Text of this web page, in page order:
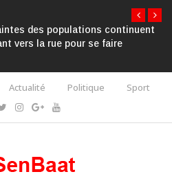
des populations continuent
vers la rue pour se faire
Actualité Politique Sport